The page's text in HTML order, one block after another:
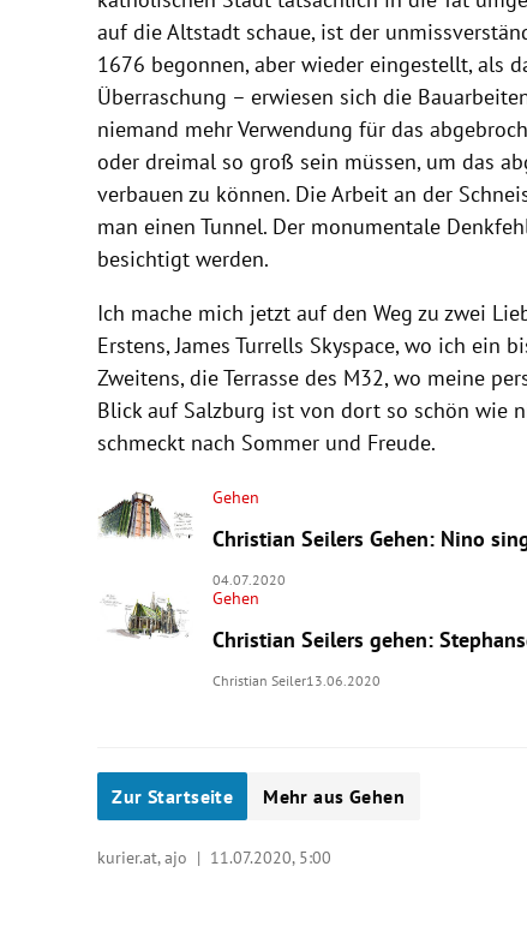
auf die Altstadt schaue, ist der
1676 begonnen, aber wieder eingestellt, als
Überraschung – erwiesen sich die
niemand mehr Verwendung für das
oder dreimal so groß sein müssen, um das
verbauen zu können. Die Arbeit an der
man einen Tunnel. Der monumentale
besichtigt werden.
Ich mache mich jetzt auf den Weg zu zwei
Erstens, James Turrells Skyspace, wo ich ein
Zweitens, die Terrasse des M32, wo meine
Blick auf Salzburg ist von dort so schön wie
schmeckt nach Sommer und Freude.
Gehen
Christian Seilers Gehen: Nino
04.07.2020
Gehen
Christian Seilers gehen:
Christian Seiler13.06.2020
Zur Startseite Mehr aus Gehen
kurier.at, ajo | 11.07.2020, 5:00